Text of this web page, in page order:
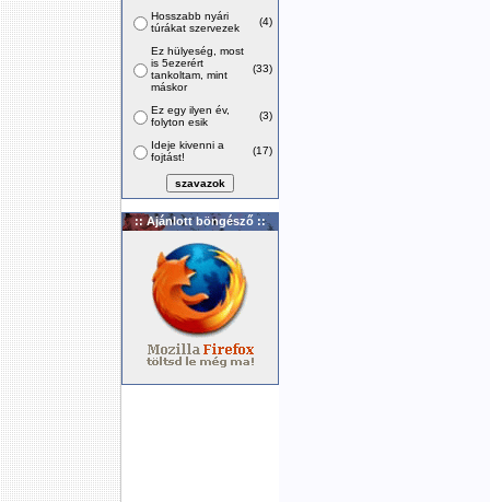
Hosszabb nyári
túrákat szervezek
(4)
Ez hülyeség, most
is 5ezerért
tankoltam, mint
máskor
(33)
Ez egy ilyen év,
folyton esik
(3)
Ideje kivenni a
fojtást!
(17)
:: Ajánlott böngésző ::